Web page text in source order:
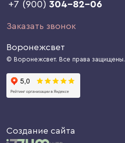
+7 (900)304-82-06
Заказать звонок
Воронежсвет
© Воронежсвет. Все права защищены.
Создание сайта